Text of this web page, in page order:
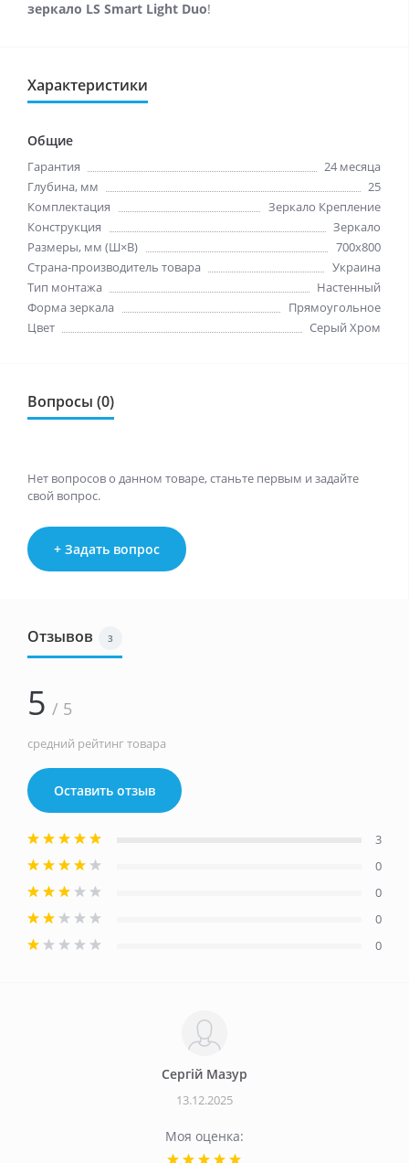
зеркало LS Smart Light Duo!
Характеристики
Общие
Гарантия
24 месяца
Глубина, мм
25
Комплектация
Зеркало Крепление
Конструкция
Зеркало
Размеры, мм (Ш×В)
700x800
Страна-производитель товара
Украина
Тип монтажа
Настенный
Форма зеркала
Прямоугольное
Цвет
Серый Хром
Вопросы (0)
Нет вопросов о данном товаре, станьте первым и задайте
свой вопрос.
+ Задать вопрос
Отзывов 3
5 / 5
средний рейтинг товара
Оставить отзыв
3
0
0
0
0
Сергiй Мазур
13.12.2025
Моя оценка: